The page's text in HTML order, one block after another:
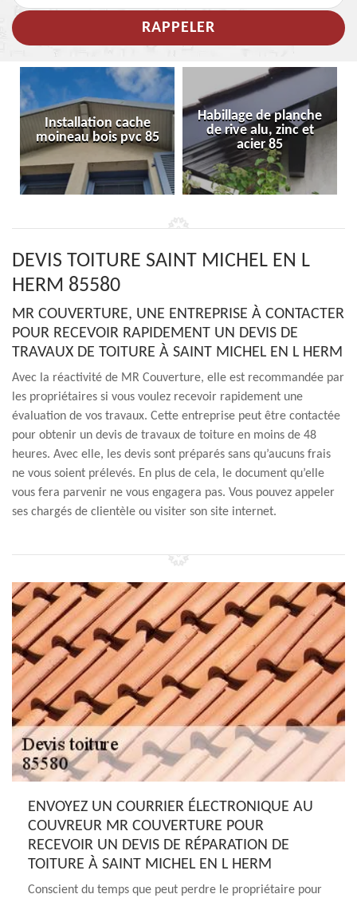
Installation cache
moineau bois pvc 85
Habillage de planche
de rive alu, zinc et
acier 85
DEVIS TOITURE SAINT MICHEL EN L
HERM 85580
MR COUVERTURE, UNE ENTREPRISE À CONTACTER
POUR RECEVOIR RAPIDEMENT UN DEVIS DE
TRAVAUX DE TOITURE À SAINT MICHEL EN L HERM
Avec la réactivité de MR Couverture, elle est recommandée par
les propriétaires si vous voulez recevoir rapidement une
évaluation de vos travaux. Cette entreprise peut être contactée
pour obtenir un devis de travaux de toiture en moins de 48
heures. Avec elle, les devis sont préparés sans qu’aucuns frais
ne vous soient prélevés. En plus de cela, le document qu’elle
vous fera parvenir ne vous engagera pas. Vous pouvez appeler
ses chargés de clientèle ou visiter son site internet.
ENVOYEZ UN COURRIER ÉLECTRONIQUE AU
COUVREUR MR COUVERTURE POUR
RECEVOIR UN DEVIS DE RÉPARATION DE
TOITURE À SAINT MICHEL EN L HERM
Conscient du temps que peut perdre le propriétaire pour